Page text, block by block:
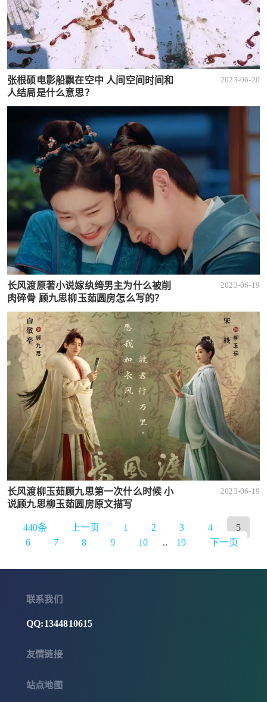
张根硕电影船飘在空中 人间空间时间和
人结局是什么意思？
2023-06-20
长风渡原著小说嫁纨绔男主为什么被削
肉碎骨 顾九思柳玉茹圆房怎么写的？
2023-06-19
长风渡柳玉茹顾九思第一次什么时候 小
说顾九思柳玉茹圆房原文描写
2023-06-19
440条 上一页 1 2 3 4
5
6
7 8 9 10 .. 19 下一页
友情链接
站点地图
联系我们
QQ:1344810615